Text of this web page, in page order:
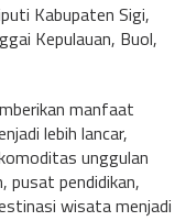
Kabupaten Sigi,
Kepulauan, Buol,
manfaat
lebih lancar,
unggulan
pusat pendidikan,
wisata menjadi